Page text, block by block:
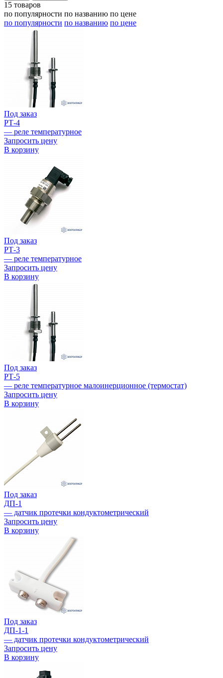
15 товаров
по популярности по названию по цене
по популярности по названию по цене
Под заказ
РТ-4
— реле температурное
Запросить цену
В корзину
Под заказ
РТ-3
— реле температурное
Запросить цену
В корзину
Под заказ
РТ-5
— реле температурное малоинерционное (термостат)
Запросить цену
В корзину
Под заказ
ДП-1
— датчик протечки кондуктометрический
Запросить цену
В корзину
Под заказ
ДП-1-1
— датчик протечки кондуктометрический
Запросить цену
В корзину